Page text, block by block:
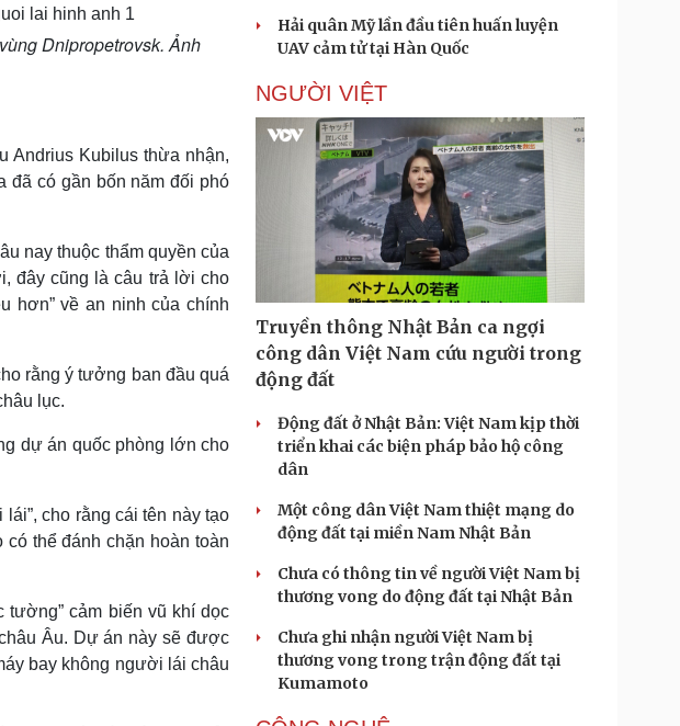
Dnipropetrovsk. Ảnh
Andrius Kubilus thừa nhận,
đã có gần bốn năm đối phó
nay thuộc thẩm quyền của
đây cũng là câu trả lời cho
hơn” về an ninh của chính
rằng ý tưởng ban đầu quá
lục.
dự án quốc phòng lớn cho
cho rằng cái tên này tạo
thể đánh chặn hoàn toàn
cảm biến vũ khí dọc
Âu. Dự án này sẽ được
bay không người lái châu
Hải quân Mỹ lần đầu tiên huấn luyện
UAV cảm tử tại Hàn Quốc
NGƯỜI VIỆT
Truyền thông Nhật Bản ca ngợi
công dân Việt Nam cứu người trong
động đất
Động đất ở Nhật Bản: Việt Nam kịp thời
triển khai các biện pháp bảo hộ công
dân
Một công dân Việt Nam thiệt mạng do
động đất tại miền Nam Nhật Bản
Chưa có thông tin về người Việt Nam bị
thương vong do động đất tại Nhật Bản
Chưa ghi nhận người Việt Nam bị
thương vong trong trận động đất tại
Kumamoto